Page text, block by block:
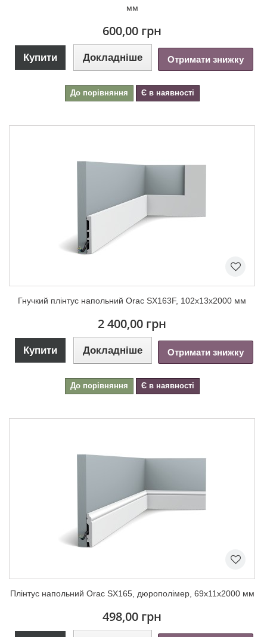
мм
600,00 грн
Купити Докладніше Отримати знижку
До порівняння Є в наявності
Гнучкий плінтус напольний Orac SX163F, 102х13х2000 мм
2 400,00 грн
Купити Докладніше Отримати знижку
До порівняння Є в наявності
Плінтус напольний Orac SX165, дюрополімер, 69х11х2000 мм
498,00 грн